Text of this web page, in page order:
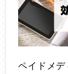
ペイドメ